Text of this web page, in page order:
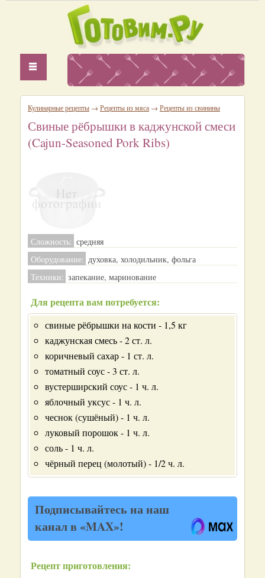
Кулинарные рецепты → Рецепты из мяса → Рецепты из свинины
Свиные рёбрышки в каджунской смеси
(Cajun-Seasoned Pork Ribs)
Сложность: средняя
Оборудование: духовка, холодильник, фольга
Техники: запекание, маринование
Для рецепта вам потребуется:
свиные рёбрышки на кости - 1,5 кг
каджунская смесь - 2 ст. л.
коричневый сахар - 1 ст. л.
томатный соус - 3 ст. л.
вустерширский соус - 1 ч. л.
яблочный уксус - 1 ч. л.
чеснок (сушёный) - 1 ч. л.
луковый порошок - 1 ч. л.
соль - 1 ч. л.
чёрный перец (молотый) - 1/2 ч. л.
Подписывайтесь на наш
канал в «MAX»!
Рецепт приготовления: